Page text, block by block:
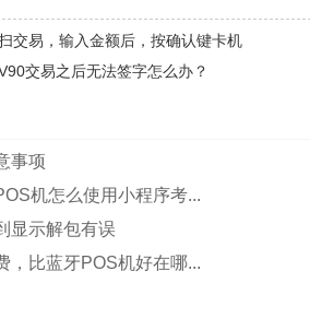
交易，输入金额后，按确认键卡机
交易之后无法签字怎么办？
事项
机怎么使用小程序考...
显示解包有误
，比蓝牙POS机好在哪...